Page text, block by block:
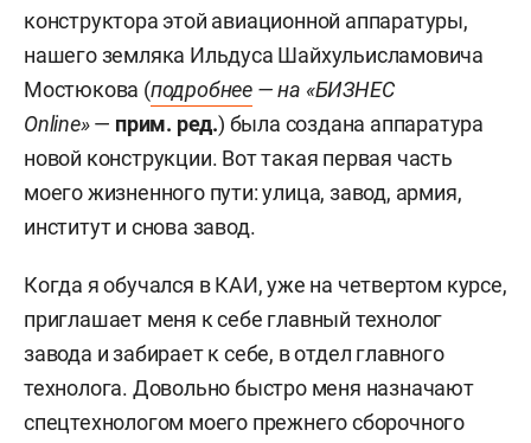
конструктора этой авиационной аппаратуры,
нашего земляка Ильдуса Шайхульисламовича
Мостюкова (подробнее — на «БИЗНЕС
Online»— прим. ред.) была создана аппаратура
новой конструкции. Вот такая первая часть
моего жизненного пути: улица, завод, армия,
институт и снова завод.
Когда я обучался в КАИ, уже на четвертом курсе,
приглашает меня к себе главный технолог
завода и забирает к себе, в отдел главного
технолога. Довольно быстро меня назначают
спецтехнологом моего прежнего сборочного